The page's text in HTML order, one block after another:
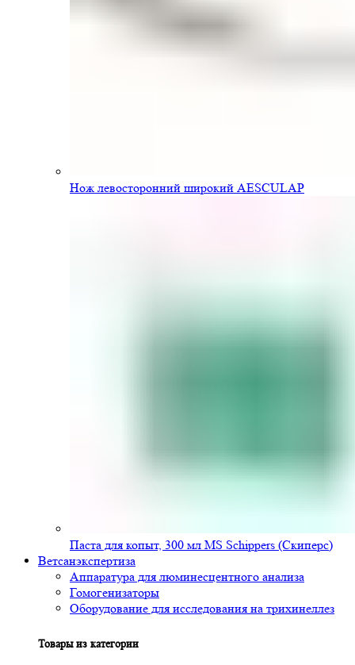
Нож левосторонний широкий AESCULAP
Паста для копыт, 300 мл MS Schippers (Скиперс)
Ветсанэкспертиза
Аппаратура для люминесцентного анализа
Гомогенизаторы
Оборудование для исследования на трихинеллез
Товары из категории